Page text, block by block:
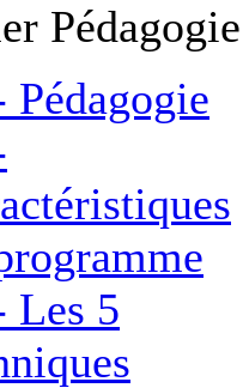
Pédagogie
Pédagogie
Les 5